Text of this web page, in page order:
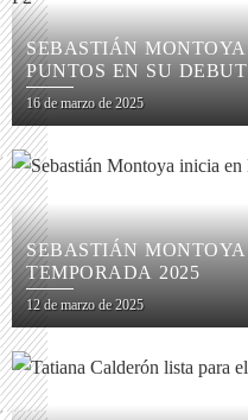
SEBASTIÁN
PUNTOS EN SU
16 de marzo de 2025
SEBASTIÁN
TEMPORADA 2025
12 de marzo de 2025